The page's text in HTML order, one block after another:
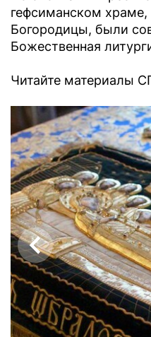
гефсиманском храме,
Богородицы, были
Божественная
Читайте материалы